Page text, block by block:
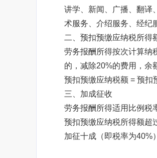
讲学、新闻、广播、翻译
术服务、介绍服务、经纪
二、预扣预缴应纳税所得
劳务报酬所得按次计算纳
的，减除20%的费用，余
预扣预缴应纳税额 = 预扣
三、加成征收
劳务报酬所得适用比例税
预扣预缴应纳税所得额超
加征十成（即税率为40%